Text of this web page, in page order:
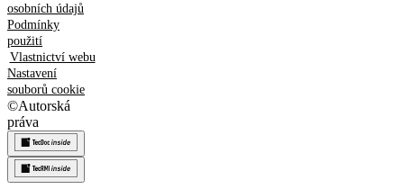
osobních údajů
Podmínky
použití
Vlastnictví webu
Nastavení
souborů cookie
©Autorská
práva